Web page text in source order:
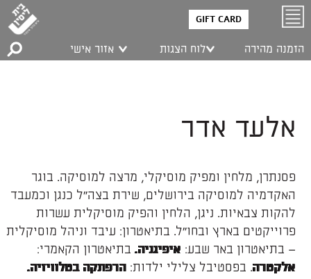
GIFT CARD
הזמנה מהירה לוח הצגות אזור אישי
אלעד אדר
פסנתרן, מלחין ומפיק מוסיקלי, מרצה למוסיקה. בוגר
האקדמיה למוסיקה בירושלים, שירת בצה"ל כנגן וכמעבד
להקות צבאיות. ניגן, הלחין והפיק מוסיקלית עשרות
פרוייקטים בארץ ובחו"ל. בתיאטרון: עיבד וניהל מוסיקלית
– בתיאטרון באר שבע: איפיגניה. בתיאטרון הקאמרי:
אלקטרה. בפסטיבל צלילי ילדות:הרפתקה בטלוויזיה.